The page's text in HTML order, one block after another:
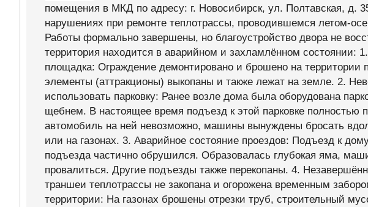
помещения в МКД по адресу: г. Новосибирск, ул. Полтавская, д.
нарушениях при ремонте теплотрассы, проводившемся летом-
Работы формально завершены, но благоустройство двора не
территория находится в аварийном и захламлённом состоянии:
площадка: Ограждение демонтировано и брошено на территории
элементы (аттракционы) выкопаны и также лежат на земле. 2.
использовать парковку: Ранее возле дома была оборудована
щебнем. В настоящее время подъезд к этой парковке полностью
автомобиль на ней невозможно, машины вынуждены бросать
или на газонах. 3. Аварийное состояние проездов: Подъезд к
подъезда частично обрушился. Образовалась глубокая яма,
провалиться. Другие подъезды также перекопаны. 4.
траншеи теплотрассы не закопана и огорожена временным
территории: На газонах брошены отрезки труб, строительный